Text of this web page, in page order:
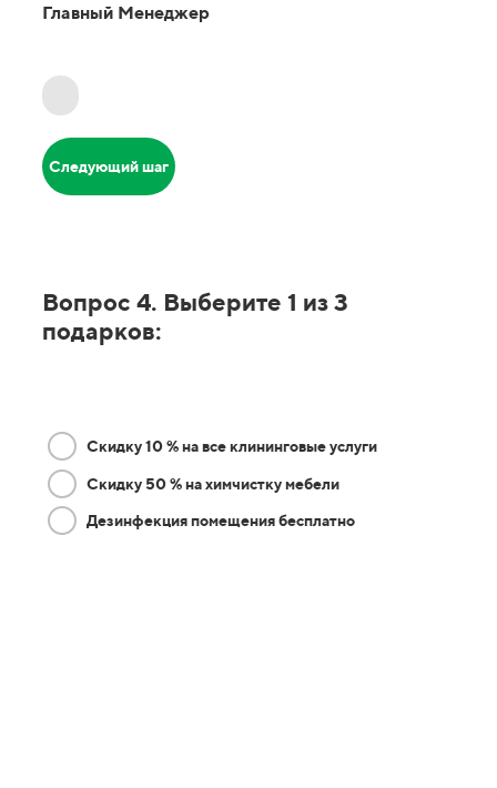
Главный Менеджер
Следующий шаг
Вопрос 4. Выберите 1 из 3
подарков:
Скидку 10 % на все клининговые услуги
Скидку 50 % на химчистку мебели
Дезинфекция помещения бесплатно